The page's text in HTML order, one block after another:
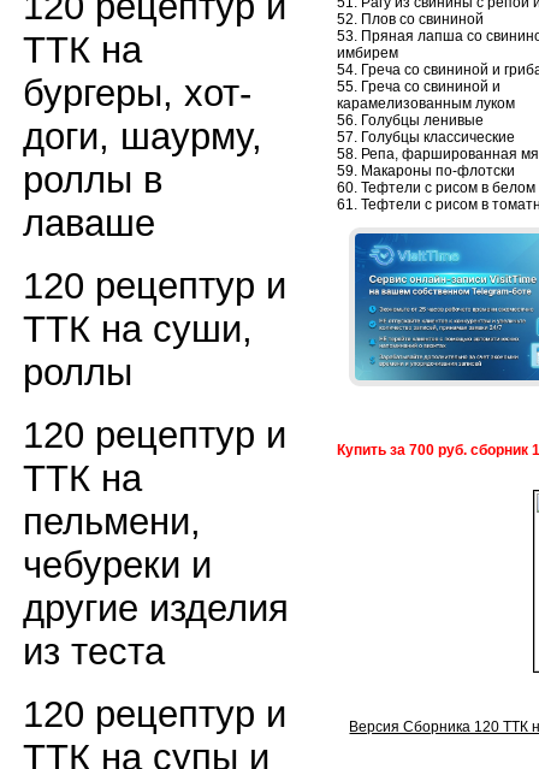
ТТК на
бургеры, хот-
доги, шаурму,
роллы в
лаваше
120 рецептур и
ТТК на суши,
роллы
120 рецептур и
ТТК на
пельмени,
чебуреки и
другие изделия
из теста
120 рецептур и
ТТК на супы и
52. Плов со свининой
53. Пряная лапша со
имбирем
54. Греча со свининой и
55. Греча со свининой и
карамелизованным луком
56. Голубцы ленивые
57. Голубцы классические
58. Репа, фаршированная
59. Макароны по-флотски
60. Тефтели с рисом в белом
61. Тефтели с рисом в
Купить за 700 руб.
Версия Сборника 120 ТТК